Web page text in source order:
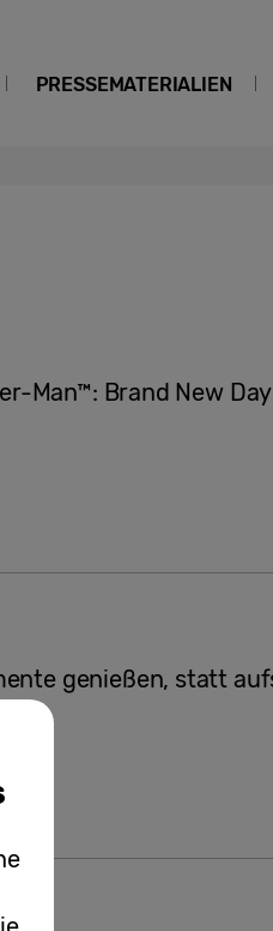
PRESSEMATERIALIEN
Man™: Brand New
genießen, statt